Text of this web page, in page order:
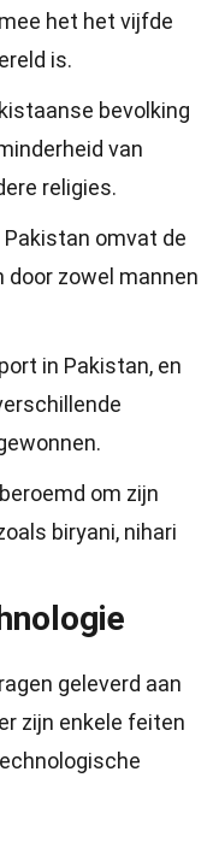
het het vijfde
is.
bevolking
van
religies.
omvat de
door zowel mannen
in Pakistan, en
om zijn
biryani, nihari
geleverd aan
zijn enkele feiten